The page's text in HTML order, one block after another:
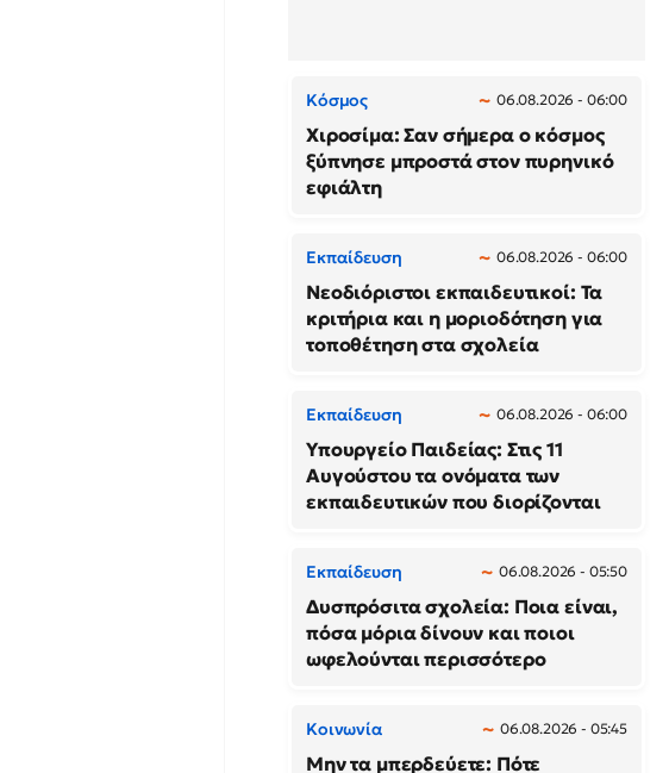
Κόσμος 06.08.2026 - 06:00
Χιροσίμα: Σαν σήμερα ο κόσμος
ξύπνησε μπροστά στον πυρηνικό
εφιάλτη
Εκπαίδευση 06.08.2026 - 06:00
Νεοδιόριστοι εκπαιδευτικοί: Τα
κριτήρια και η μοριοδότηση για
τοποθέτηση στα σχολεία
Εκπαίδευση 06.08.2026 - 06:00
Υπουργείο Παιδείας: Στις 11
Αυγούστου τα ονόματα των
εκπαιδευτικών που διορίζονται
Εκπαίδευση 06.08.2026 - 05:50
Δυσπρόσιτα σχολεία: Ποια είναι,
πόσα μόρια δίνουν και ποιοι
ωφελούνται περισσότερο
Κοινωνία 06.08.2026 - 05:45
Μην τα μπερδεύετε: Πότε